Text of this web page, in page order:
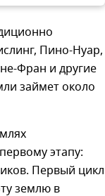
Пино-Нуар,
Фран и другие
займет около
этапу:
Первый цикл
землю в